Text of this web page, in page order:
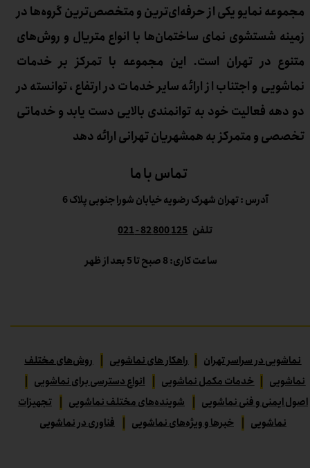
مجموعه نمایو یکی از حرفه‌ای‌ترین و متخصص‌ترین گروه‌ها در
زمینه شستشوی نمای ساختمان‌ها با انواع متریال و روش‌های
متنوع در تهران است. این مجموعه با تمرکز بر خدمات
نماشویی و اجتناب از ارائه سایر خدمات در ارتفاع، توانسته در
دو دهه فعالیت خود به توانمندی بالایی دست یابد و خدماتی
تخصصی و متمرکز به همشهریان تهرانی ارائه دهد
تماس با ما
آدرس : تهران شهرک رضویه خیابان شورا جنوبی پلاک 6
تلفن125 800 82 - 021
ساعت کاری: 8 صبح تا 5 بعد از ظهر
نماشویی در سراسر تهران راهکار های نماشویی
روش‌های مختلف
نماشویی
خدمات مکمل نماشویی انواع دسترسی برای نماشویی
اصول ایمنی و فنی نماشویی
شوینده‌های مختلف نماشویی
تجهیزات
نماشویی
خبرها و ویژه‌های نماشویی فناوری در نماشویی